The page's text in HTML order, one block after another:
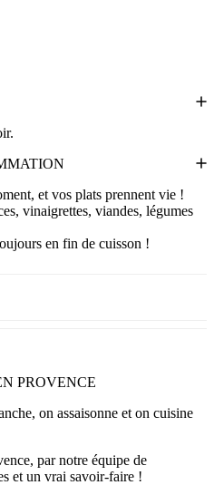
et vos plats prennent vie !
vinaigrettes, viandes, légumes
en fin de cuisson !
PROVENCE
on assaisonne et on cuisine
par notre équipe de
et un vrai savoir-faire !